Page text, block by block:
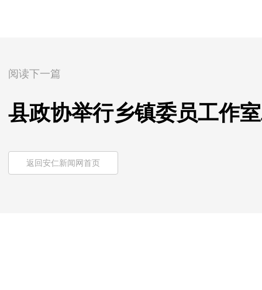
阅读下一篇
县政协举行乡镇委员工作
返回安仁新闻网首页